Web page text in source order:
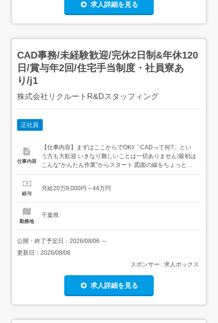
求人詳細を見る
CAD事務/未経験歓迎/完休2日制&年休120
日/賞与年2回/住宅手当制度・社員寮あ
り/j1
株式会社リクルートR&Dスタッフィング
正社員
仕事内容
【仕事内容】まずはここからでOK!/「CADって何?」とい
う方も大歓迎 いきなり難しいことは一切ありません!最初は
こんな“かんたん作業”からスタート 図面の線をちょっと動
かすだけ 決まったフォーマットに数字を入力→いわば“パ
まずはメールの送り方やあいさつといった基本的なビジネ
給与
月給20万9,000円～44万円
勤務地
千葉県
公開・終了予定日： 2026/08/06 ～
更新日： 2026/08/06
スポンサー : 求人ボックス
求人詳細を見る